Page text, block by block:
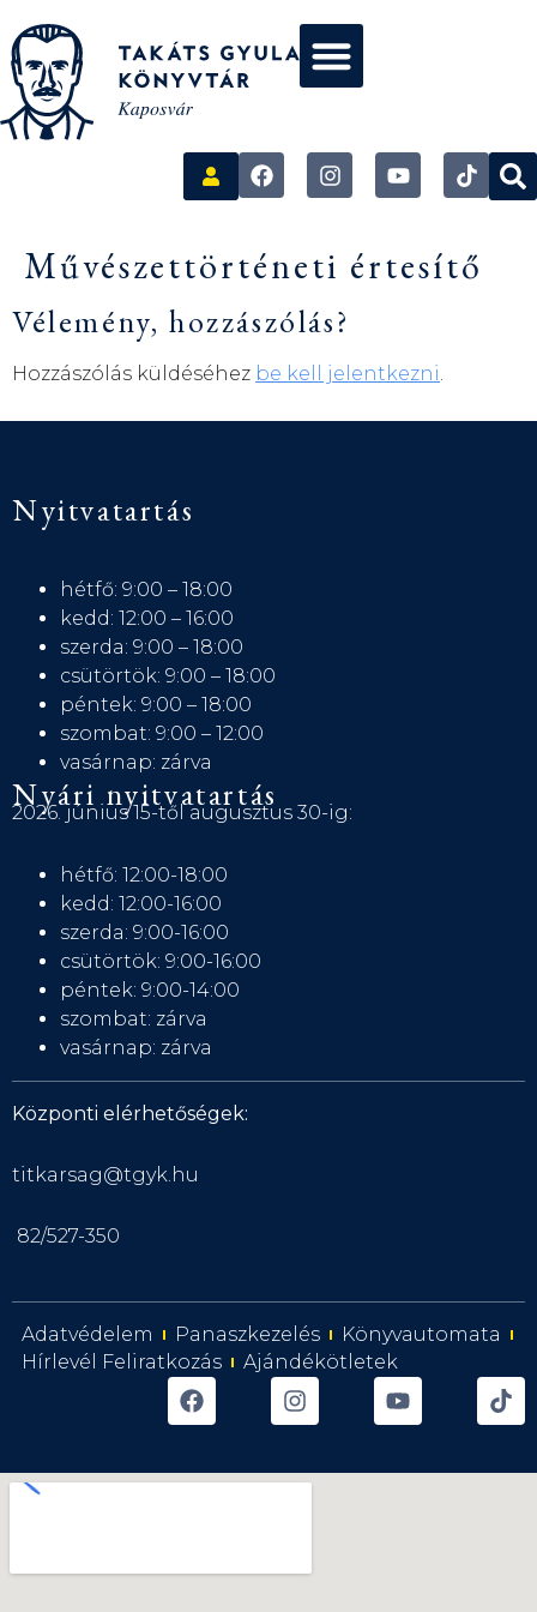
Művészettörténeti értesítő
Vélemény, hozzászólás?
Hozzászólás küldéséhez be kell jelentkezni.
Nyitvatartás
hétfő: 9:00 – 18:00
kedd: 12:00 – 16:00
szerda: 9:00 – 18:00
csütörtök: 9:00 – 18:00
péntek: 9:00 – 18:00
szombat: 9:00 – 12:00
vasárnap: zárva
Nyári nyitvatartás
2026. június 15-től augusztus 30-ig:
hétfő: 12:00-18:00
kedd: 12:00-16:00
szerda: 9:00-16:00
csütörtök: 9:00-16:00
péntek: 9:00-14:00
szombat: zárva
vasárnap: zárva
Központi elérhetőségek:
titkarsag@tgyk.hu
82/527-350
Adatvédelem Panaszkezelés
Könyvautomata
Hírlevél Feliratkozás
Ajándékötletek